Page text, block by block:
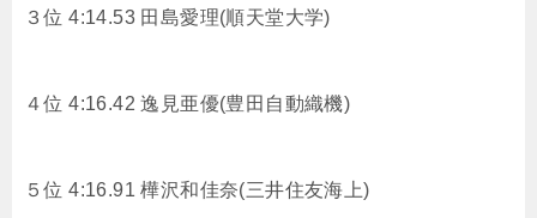
３位 4:14.53 田島愛理(順天堂大学)
４位 4:16.42逸見亜優(豊田自動織機)
５位 4:16.91樺沢和佳奈(三井住友海上)